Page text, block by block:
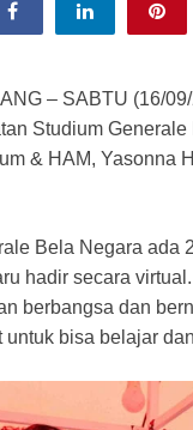
– SABTU (16/
Studium
& HAM, Yasonna
Bela Negara ada
hadir secara
berbangsa dan
untuk bisa belajar